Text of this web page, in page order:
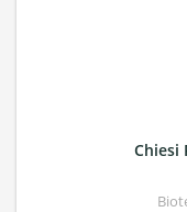
Chiesi